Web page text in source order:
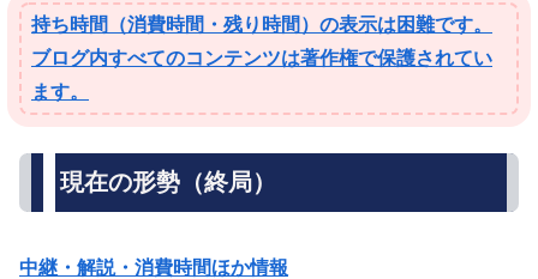
持ち時間（消費時間・残り時間）の表示は困難です。
ブログ内すべてのコンテンツは著作権で保護されてい
ます。
現在の形勢（終局）
中継・解説・消費時間ほか情報